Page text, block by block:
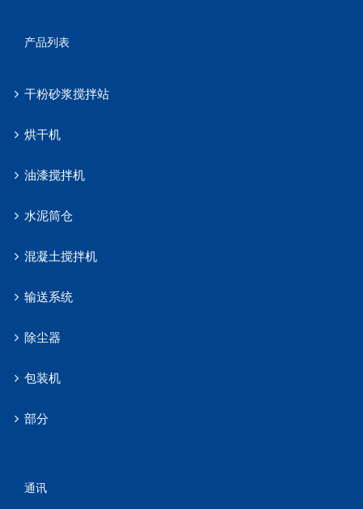
产品列表
干粉砂浆搅拌站
烘干机
油漆搅拌机
水泥筒仓
混凝土搅拌机
输送系统
除尘器
包装机
部分
通讯